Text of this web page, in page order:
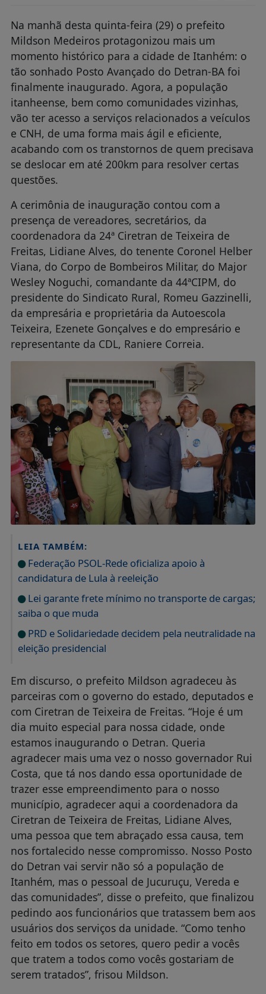
Na manhã desta quinta-feira (29) o prefeito
Mildson Medeiros protagonizou mais um
momento histórico para a cidade de Itanhém: o
tão sonhado Posto Avançado do Detran-BA foi
finalmente inaugurado. Agora, a população
itanheense, bem como comunidades vizinhas,
vão ter acesso a serviços relacionados a veículos
e CNH, de uma forma mais ágil e eficiente,
acabando com os transtornos de quem precisava
se deslocar em até 200km para resolver certas
questões.
A cerimônia de inauguração contou com a
presença de vereadores, secretários, da
coordenadora da 24ª Ciretran de Teixeira de
Freitas, Lidiane Alves, do tenente Coronel Helber
Viana, do Corpo de Bombeiros Militar, do Major
Wesley Noguchi, comandante da 44ªCIPM, do
presidente do Sindicato Rural, Romeu Gazzinelli,
da empresária e proprietária da Autoescola
Teixeira, Ezenete Gonçalves e do empresário e
representante da CDL, Raniere Correia.
LEIA TAMBÉM:
Federação PSOL-Rede oficializa apoio à
candidatura de Lula à reeleição
Lei garante frete mínimo no transporte de cargas;
saiba o que muda
PRD e Solidariedade decidem pela neutralidade na
eleição presidencial
Em discurso, o prefeito Mildson agradeceu às
parceiras com o governo do estado, deputados e
com Ciretran de Teixeira de Freitas. “Hoje é um
dia muito especial para nossa cidade, onde
estamos inaugurando o Detran. Queria
agradecer mais uma vez o nosso governador Rui
Costa, que tá nos dando essa oportunidade de
trazer esse empreendimento para o nosso
município, agradecer aqui a coordenadora da
Ciretran de Teixeira de Freitas, Lidiane Alves,
uma pessoa que tem abraçado essa causa, tem
nos fortalecido nesse compromisso. Nosso Posto
do Detran vai servir não só a população de
Itanhém, mas o pessoal de Jucuruçu, Vereda e
das comunidades”, disse o prefeito, que finalizou
pedindo aos funcionários que tratassem bem aos
usuários dos serviços da unidade. “Como tenho
feito em todos os setores, quero pedir a vocês
que tratem a todos como vocês gostariam de
serem tratados”, frisou Mildson.